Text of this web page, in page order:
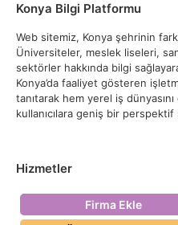
Konya Bilgi Platformu
Web sitemiz, Konya şehrinin
Üniversiteler, meslek liseleri,
sektörler hakkında bilgi
Konya’da faaliyet gösteren
tanıtarak hem yerel iş
kullanıcılara geniş bir perspektif
Hizmetler
Firma Ekle